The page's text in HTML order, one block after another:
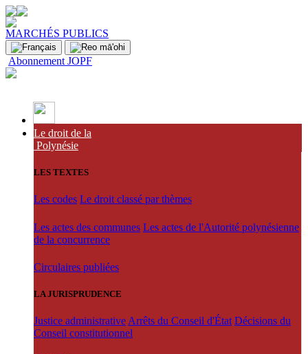
MARCHÉS PUBLICS
Abonnement JOPF
Le droit de la
Polynésie
LES TEXTES
Les codes Le droit classé par thèmes
Les actes des communes Les actes de l'Autorité polynésienne
de la concurrence
Circulaires publiées
LA JURISPRUDENCE
Justice administrative Arrêts du Conseil d'État Décisions du
Conseil constitutionnel